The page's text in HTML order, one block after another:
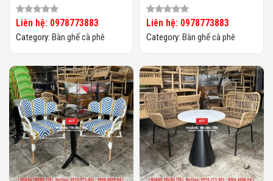
HTT02
Liên hệ: 0978773883
Category: Bàn ghế cà phê
HTT01
Liên hệ: 0978773883
Category: Bàn ghế cà phê